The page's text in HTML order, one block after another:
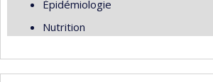
Épidémiologie
Nutrition